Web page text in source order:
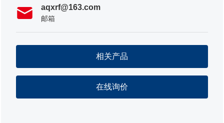
aqxrf@163.com
邮箱
相关产品
在线询价